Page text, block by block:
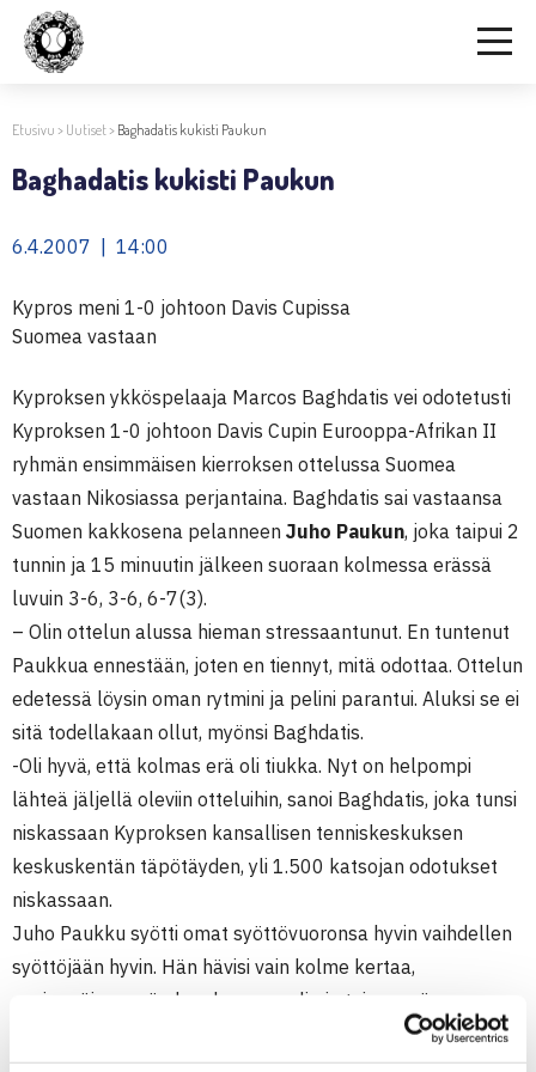
Etusivu > Uutiset> Baghadatis kukisti Paukun
Baghadatis kukisti Paukun
6.4.2007 | 14:00
Kypros meni 1-0 johtoon Davis Cupissa
Suomea vastaan
Kyproksen ykköspelaaja Marcos Baghdatis vei odotetusti
Kyproksen 1-0 johtoon Davis Cupin Eurooppa-Afrikan II
ryhmän ensimmäisen kierroksen ottelussa Suomea
vastaan Nikosiassa perjantaina. Baghdatis sai vastaansa
Suomen kakkosena pelanneen Juho Paukun, joka taipui 2
tunnin ja 15 minuutin jälkeen suoraan kolmessa erässä
luvuin 3-6, 3-6, 6-7(3).
– Olin ottelun alussa hieman stressaantunut. En tuntenut
Paukkua ennestään, joten en tiennyt, mitä odottaa. Ottelun
edetessä löysin oman rytmini ja pelini parantui. Aluksi se ei
sitä todellakaan ollut, myönsi Baghdatis.
-Oli hyvä, että kolmas erä oli tiukka. Nyt on helpompi
lähteä jäljellä oleviin otteluihin, sanoi Baghdatis, joka tunsi
niskassaan Kyproksen kansallisen tenniskeskuksen
keskuskentän täpötäyden, yli 1.500 katsojan odotukset
niskassaan.
Juho Paukku syötti omat syöttövuoronsa hyvin vaihdellen
syöttöjään hyvin. Hän hävisi vain kolme kertaa,
ensimmäisen erän kuudennen pelin ja toisen erän
-Harmittaa, että en päässyt hänen syöttöihinsä käsiksi.